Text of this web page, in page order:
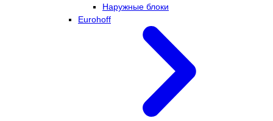
Наружные блоки
Eurohoff